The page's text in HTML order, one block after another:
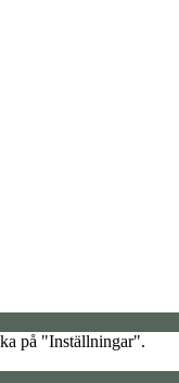
på "Inställningar".